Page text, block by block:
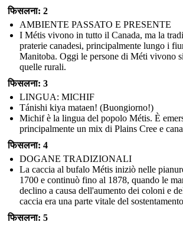
फिसलना: 2
AMBIENTE PASSATO E PRESENTE
I Métis vivono in tutto il Canada, ma la
praterie canadesi, principalmente lungo i
Manitoba. Oggi le persone di Méti vivono
quelle rurali.
फिसलना: 3
LINGUA: MICHIF
Tánishi kiya mataen! (Buongiorno!)
Michif è la lingua del popolo Métis. È
principalmente un mix di Plains Cree e
फिसलना: 4
DOGANE TRADIZIONALI
La caccia al bufalo Métis iniziò nelle
1700 e continuò fino al 1878, quando le
declino a causa dell'aumento dei coloni e
caccia era una parte vitale del
फिसलना: 5